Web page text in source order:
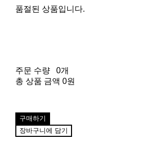
품절된 상품입니다.
주문 수량
0개
총 상품 금액 0원
구매하기
장바구니에 담기